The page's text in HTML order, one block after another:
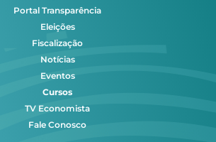
Portal Transparência
Eleições
Fiscalização
Notícias
Eventos
Cursos
TV Economista
Fale Conosco